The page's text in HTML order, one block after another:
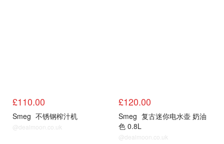
£110.00
Smeg 不锈钢榨汁机
@dealmoon.co.uk
£120.00
Smeg 复古迷你电水壶 奶油
色 0.8L
@dealmoon.co.uk